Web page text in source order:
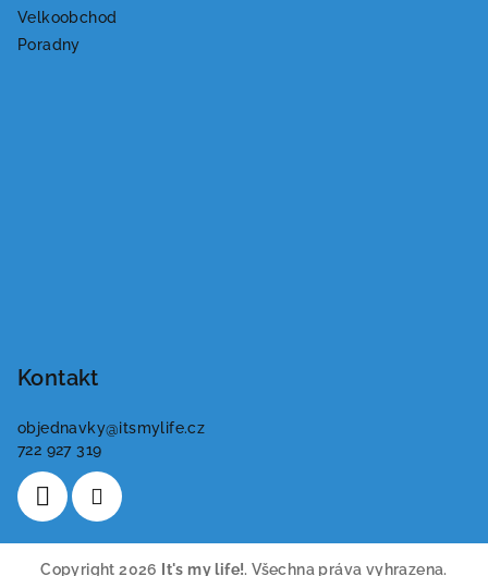
Velkoobchod
Poradny
Kontakt
objednavky@itsmylife.cz
722 927 319
Copyright 2026 It's my life!. Všechna práva vyhrazena.